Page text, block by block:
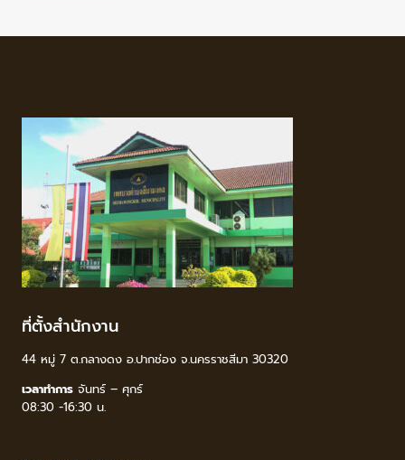
ที่ตั้งสำนักงาน
44 หมู่ 7 ต.กลางดง อ.ปากช่อง จ.นครราชสีมา 30320
เวลาทำการ จันทร์ – ศุกร์
08:30 -16:30 น.